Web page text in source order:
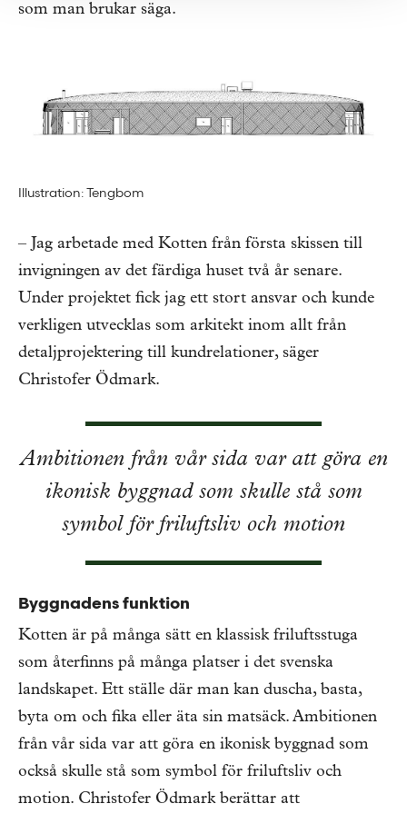
som man brukar säga.
Illustration: Tengbom
– Jag arbetade med Kotten från första skissen till
invigningen av det färdiga huset två år senare.
Under projektet fick jag ett stort ansvar och kunde
verkligen utvecklas som arkitekt inom allt från
detaljprojektering till kundrelationer, säger
Christofer Ödmark.
Ambitionen från vår sida var att göra en
ikonisk byggnad som skulle stå som
symbol för friluftsliv och motion
Byggnadens funktion
Kotten är på många sätt en klassisk friluftsstuga
som återfinns på många platser i det svenska
landskapet. Ett ställe där man kan duscha, basta,
byta om och fika eller äta sin matsäck. Ambitionen
från vår sida var att göra en ikonisk byggnad som
också skulle stå som symbol för friluftsliv och
motion. Christofer Ödmark berättar att